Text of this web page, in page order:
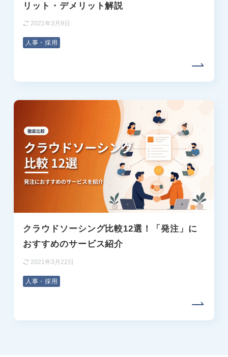
リット・デメリット解説
2021年3月9日
人事・採用
クラウドソーシング比較12選！「発注」に
おすすめのサービス紹介
2021年3月22日
人事・採用